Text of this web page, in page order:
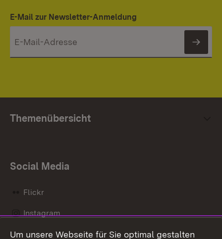
E-Mail zur Newsletter-Anmeldung
Themenübersicht
Social Media
Flickr
Instagram
Social Wall
Um unsere Webseite für Sie optimal gestalten